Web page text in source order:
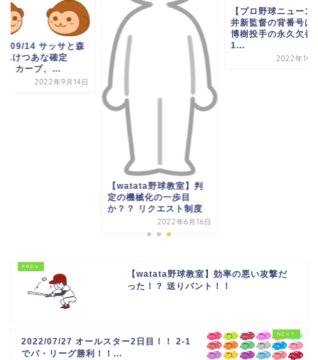
09/14 サッサと森
んけつあな確定
！ カープ、...
2022年9月14日
【watata野球教室】判
定の機械化の一歩目
か？？ リクエスト制度
2022年6月16日
【プロ野球ニュース
井新監督の背番号は
博樹投手の永久欠番
1...
2022年10
【watata野球教室】効率の悪い攻撃だ
った！？ 送りバント！！
2022/07/27 オールスター2日目！！ 2-1
でパ・リーグ勝利！！...